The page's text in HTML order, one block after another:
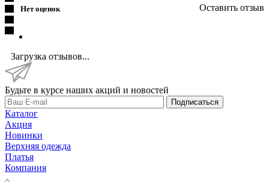
Нет оценок Оставить отзыв
Загрузка отзывов...
Будьте в курсе наших акций и новостей
Подписаться
Каталог
Акция
Новинки
Верхняя одежда
Платья
Компания